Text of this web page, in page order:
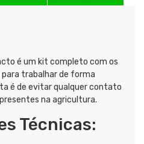
é um kit completo com os
trabalhar de forma
é de evitar qualquer contato
na agricultura.
Técnicas: